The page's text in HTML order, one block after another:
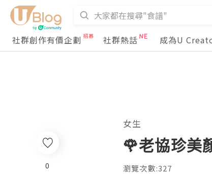
社群創作有價企劃
社群熱話 成為U
0
女生
🌹老協珍美
瀏覽次數:327